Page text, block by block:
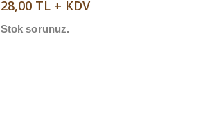
28,00 TL + KDV
Stok sorunuz.